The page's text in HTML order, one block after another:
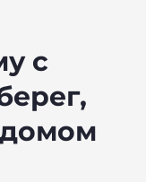
с
домом